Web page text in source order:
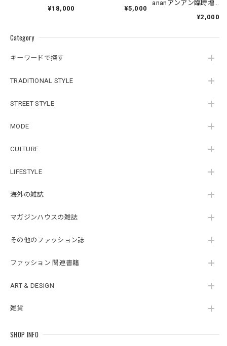
Category
キーワードで探す
TRADITIONAL STYLE
STREET STYLE
MODE
CULTURE
LIFESTYLE
海外の雑誌
マガジンハウスの雑誌
その他のファッション誌
ファッション 関連書籍
ART & DESIGN
雑貨
SHOP INFO
¥18,000 ¥5,000
ananアンアン臨時増
¥2,000